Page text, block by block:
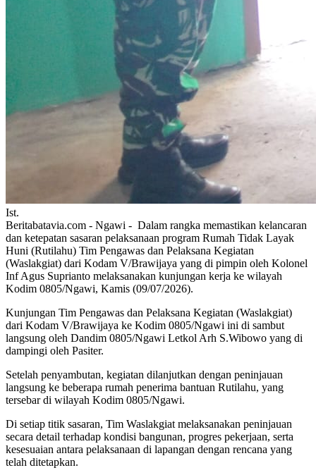
Ist.
Beritabatavia.com - Ngawi - Dalam rangka memastikan kelancaran
dan ketepatan sasaran pelaksanaan program Rumah Tidak Layak
Huni (Rutilahu) Tim Pengawas dan Pelaksana Kegiatan
(Waslakgiat) dari Kodam V/Brawijaya yang di pimpin oleh Kolonel
Inf Agus Suprianto melaksanakan kunjungan kerja ke wilayah
Kodim 0805/Ngawi, Kamis (09/07/2026).
Kunjungan Tim Pengawas dan Pelaksana Kegiatan (Waslakgiat)
dari Kodam V/Brawijaya ke Kodim 0805/Ngawi ini di sambut
langsung oleh Dandim 0805/Ngawi Letkol Arh S.Wibowo yang di
dampingi oleh Pasiter.
Setelah penyambutan, kegiatan dilanjutkan dengan peninjauan
langsung ke beberapa rumah penerima bantuan Rutilahu, yang
tersebar di wilayah Kodim 0805/Ngawi.
Di setiap titik sasaran, Tim Waslakgiat melaksanakan peninjauan
secara detail terhadap kondisi bangunan, progres pekerjaan, serta
kesesuaian antara pelaksanaan di lapangan dengan rencana yang
telah ditetapkan.